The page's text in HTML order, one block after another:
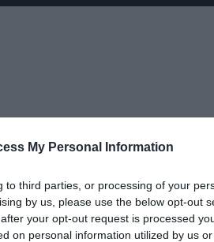
My Personal Information
to third parties, or processing of your
by us, please use the below opt-out
your opt-out request is processed
on personal information utilized by us